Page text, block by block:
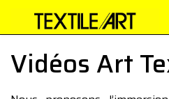
Vidéos Art